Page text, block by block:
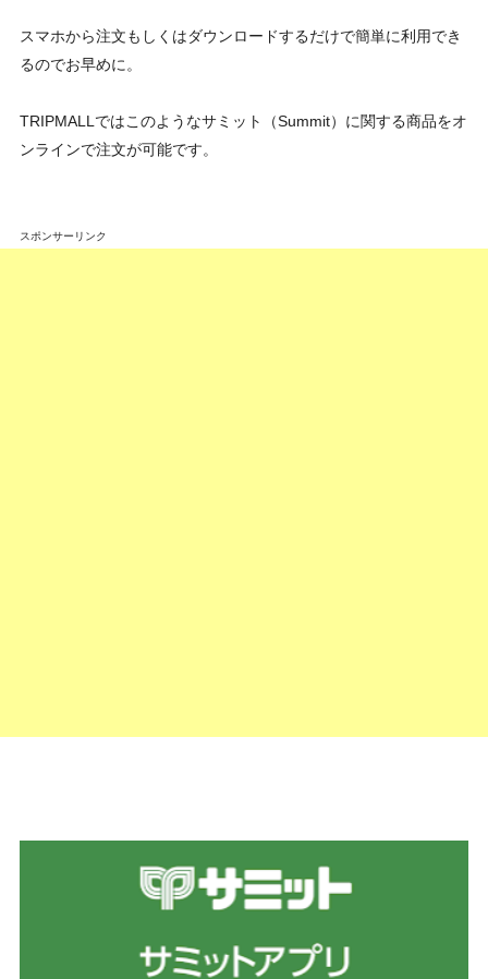
スマホから注文もしくはダウンロードするだけで簡単に利用でき
るのでお早めに。
TRIPMALLではこのようなサミット（Summit）に関する商品をオ
ンラインで注文が可能です。
スポンサーリンク